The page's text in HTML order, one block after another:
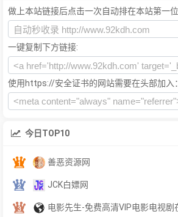
做上本站链接后点击一次自动排在本站第一位
一键复制下方链接:
使用https://安全证书的网站需要在头部加入：
今日TOP10
善恶资源网
JCK白嫖网